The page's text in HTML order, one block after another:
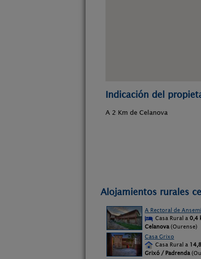
Indicación del
A 2 Km de Celanova
Alojamientos rurales
A Rectoral de Ansemil
Casa Rural a 0,4
Celanova (Ourense)
Casa Grixo
Casa Rural a
Grixó / Padrenda